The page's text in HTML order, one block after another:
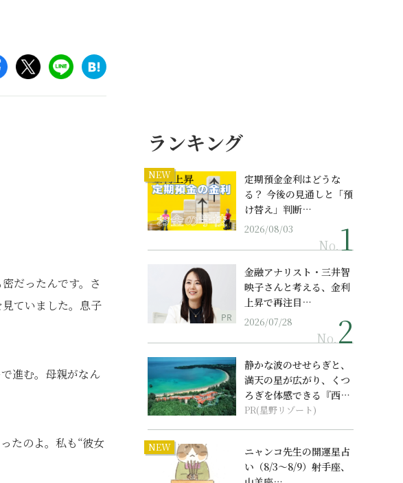
だったんです。さ
ていました。息子
進む。母親がなん
たのよ。私も“彼女
ランキング
NEW
定期預金金利はどうな
る？ 今後の見通しと「預
け替え」判断…
2026/08/03
No.
PR
金融アナリスト・三井智
映子さんと考える、金利
上昇で再注目…
2026/07/28
No.
静かな波のせせらぎと、
満天の星が広がり、くつ
ろぎを体感できる『西表
島ホテル by...
PR(星野リゾート)
NEW
ニャンコ先生の開運星占
い（8/3～8/9）射手座、